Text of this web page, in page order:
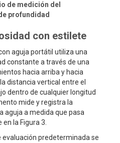
de medición del
profundidad
con estilete
aguja portátil utiliza una
constante a través de una
hacia arriba y hacia
distancia vertical entre el
dentro de cualquier longitud
mide y registra la
aguja a medida que pasa
la Figura 3.
predeterminada se